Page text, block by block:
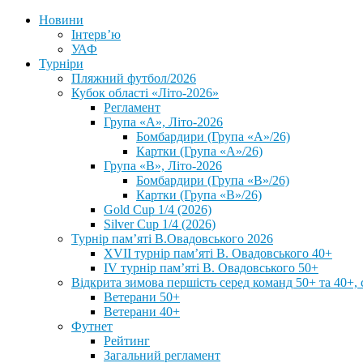
Новини
Інтерв’ю
УАФ
Турніри
Пляжний футбол/2026
Кубок області «Літо-2026»
Регламент
Група «А», Літо-2026
Бомбардири (Група «А»/26)
Картки (Група «А»/26)
Група «В», Літо-2026
Бомбардири (Група «В»/26)
Картки (Група «В»/26)
Gold Cup 1/4 (2026)
Silver Cup 1/4 (2026)
Турнір пам’яті В.Овадовського 2026
XVII турнір пам’яті В. Овадовського 40+
IV турнір пам’яті В. Овадовського 50+
Відкрита зимова першість серед команд 50+ та 40+,
Ветерани 50+
Ветерани 40+
Футнет
Рейтинг
Загальний регламент